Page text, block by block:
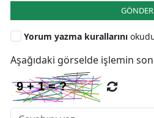
GÖNDER
Yorum yazma kurallarını
Aşağıdaki görselde işlemin